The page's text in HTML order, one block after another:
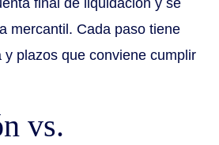
final de liquidación y se
mercantil. Cada paso tiene
y plazos que conviene cumplir
vs.